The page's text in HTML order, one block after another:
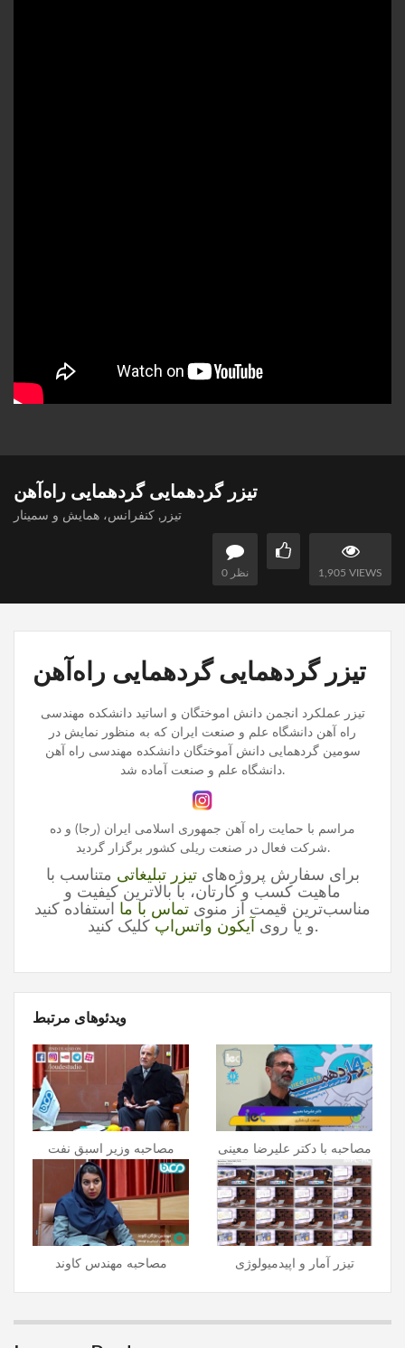
تیزر گردهمایی گردهمایی راه‌آهن
تیزر , کنفرانس، همایش و سمینار
1,905 VIEWS 0 نظر
تیزر گردهمایی گردهمایی راه‌آهن
تیزر عملکرد انجمن دانش اموختگان و اساتید دانشکده مهندسی
راه آهن دانشگاه علم و صنعت ایران که به منظور نمایش در
سومین گردهمایی دانش آموختگان دانشکده مهندسی راه آهن
دانشگاه علم و صنعت آماده شد.
مراسم با حمایت راه آهن جمهوری اسلامی ایران (رجا) و ده
شرکت فعال در صنعت ریلی کشور برگزار گردید.
برای سفارش پروژه‌هایتیزر تبلیغاتی متناسب با
ماهیت کسب و کارتان، با بالاترین کیفیت و
مناسب‌ترین قیمت از منوی تماس با ما استفاده کنید
و یا روی
آیکون واتس‌اپ کلیک کنید.
ویدئوهای مرتبط
مصاحبه وزیر اسبق نفت مصاحبه با دکتر علیرضا معینی
مصاحبه مهندس کاوند تیزر آمار و اپیدمیولوژی